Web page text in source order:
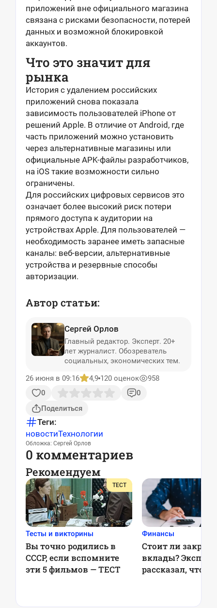
приложений вне официального магазина
связана с рисками безопасности, потерей
данных и возможной блокировкой
аккаунтов.
Что это значит для
рынка
История с удалением российских
приложений снова показала
зависимость пользователей iPhone от
решений Apple. В отличие от Android, где
часть приложений можно установить
через альтернативные магазины или
официальные APK-файлы разработчиков,
на iOS такие возможности сильно
ограничены.
Для российских цифровых сервисов это
означает более высокий риск потери
прямого доступа к аудитории на
устройствах Apple. Для пользователей —
необходимость заранее иметь запасные
каналы: веб-версии, альтернативные
устройства и резервные способы
авторизации.
Автор статьи:
Сергей Орлов
Главный редактор. Эксперт. 20+
лет журналист. Обозреватель
социальных, экономических тем.
26 июня в 09:16
4,9 120 оценок
958
0
0
Поделиться
Теги:
новостиТехнологии
Обложка: Сергей Орлов
0 комментариев
Рекомендуем
ТЕСТ
Тесты и викторины
Вы точно родились в
СССР, если вспомните
эти 5 фильмов — ТЕСТ
Финансы
Стоит ли
вклады? Эксперт
рассказал, что